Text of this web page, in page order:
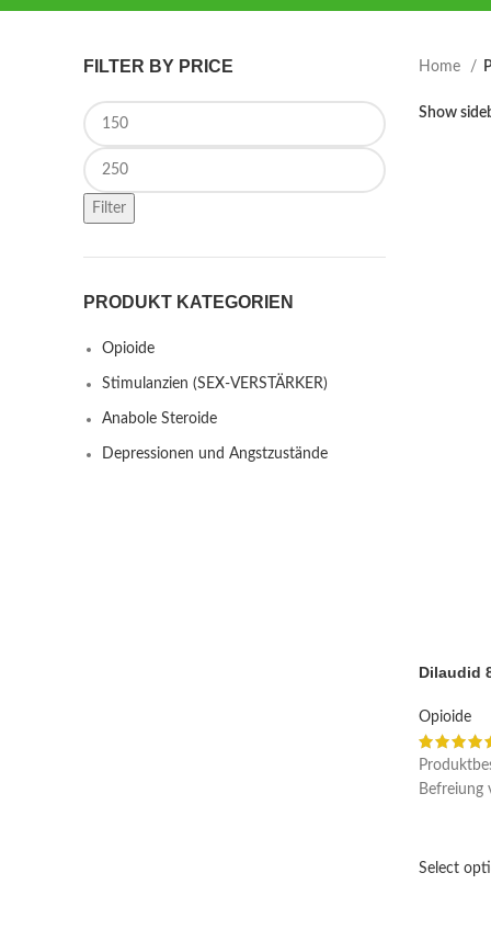
FILTER BY PRICE
Min price
Max price
Filter
PRODUKT KATEGORIEN
Opioide
Stimulanzien (SEX-VERSTÄRKER)
Anabole Steroide
Depressionen und Angstzustände
Home
Show
Dilaudid
Opioide
Befreiung
Select